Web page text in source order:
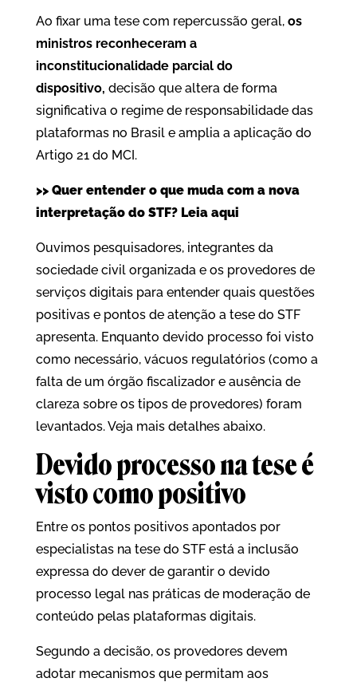
Ao fixar uma tese com repercussão geral, os
ministros reconheceram a
inconstitucionalidade parcial do
dispositivo, decisão que altera de forma
significativa o regime de responsabilidade das
plataformas no Brasil e amplia a aplicação do
Artigo 21 do MCI.
>> Quer entender o que muda com a nova
interpretação do STF? Leia aqui
Ouvimos pesquisadores, integrantes da
sociedade civil organizada e os provedores de
serviços digitais para entender quais questões
positivas e pontos de atenção a tese do STF
apresenta. Enquanto devido processo foi visto
como necessário, vácuos regulatórios (como a
falta de um órgão fiscalizador e ausência de
clareza sobre os tipos de provedores) foram
levantados. Veja mais detalhes abaixo.
Devido processo na tese é
visto como positivo
Entre os pontos positivos apontados por
especialistas na tese do STF está a inclusão
expressa do dever de garantir o devido
processo legal nas práticas de moderação de
conteúdo pelas plataformas digitais.
Segundo a decisão, os provedores devem
adotar mecanismos que permitam aos